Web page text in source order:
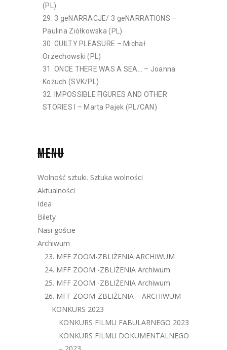
(PL)
3 geNARRACJE/ 3 geNARRATIONS –
Paulina Ziółkowska (PL)
GUILTY PLEASURE – Michał
Orzechowski (PL)
ONCE THERE WAS A SEA… – Joanna
Kożuch (SVK/PL)
IMPOSSIBLE FIGURES AND OTHER
STORIES I – Marta Pajek (PL/CAN)
MENU
Wolność sztuki. Sztuka wolności
Aktualności
Idea
Bilety
Nasi goście
Archiwum
23. MFF ZOOM-ZBLIŻENIA ARCHIWUM
24. MFF ZOOM -ZBLIŻENIA Archiwum
25. MFF ZOOM -ZBLIŻENIA Archiwum
26. MFF ZOOM-ZBLIŻENIA – ARCHIWUM
KONKURS 2023
KONKURS FILMU FABULARNEGO 2023
KONKURS FILMU DOKUMENTALNEGO